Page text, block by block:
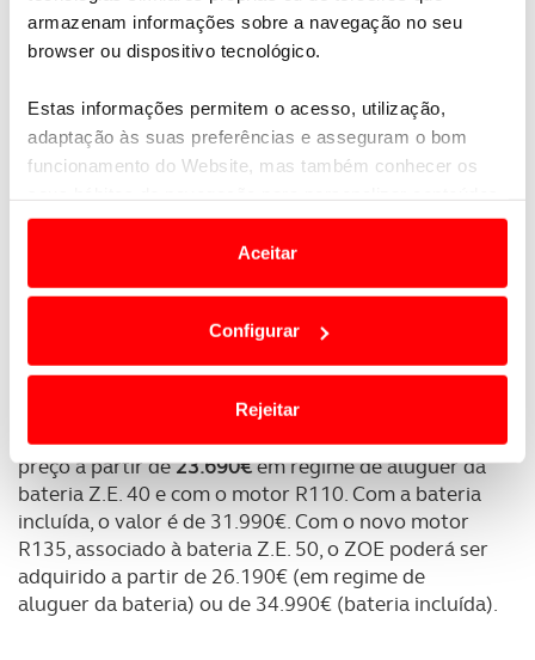
armazenam informações sobre a navegação no seu
browser ou dispositivo tecnológico.
Estas informações permitem o acesso, utilização,
adaptação às suas preferências e asseguram o bom
funcionamento do Website, mas também conhecer os
e anúncios de modo a promover produtos e/ou serviços.
Em alguns casos, a utilização destas tecnologias
termos e a todo o tempo as suas preferências e limitando
o acesso a informações durante a navegação no
personalizar conteúdos e anúncios, para lhe proporcionar
funcionalidades de redes sociais, bem como para
analisar dados de navegação no nosso website.
Adicionalmente partilhamos informação, relativa à sua
Aceitar
Configurar
Rejeitar
dos automóveis elétricos acessíveis.
O novo Renault ZOE chega à rede de
concessionários em meados de novembro, com um
preço a partir de23.690€em regime de aluguer da
bateria Z.E. 40 e com o motor R110. Com a bateria
incluída, o valor é de 31.990€. Com o novo motor
R135, associado à bateria Z.E. 50, o ZOE poderá ser
adquirido a partir de 26.190€ (em regime de
aluguer da bateria) ou de 34.990€ (bateria incluída).